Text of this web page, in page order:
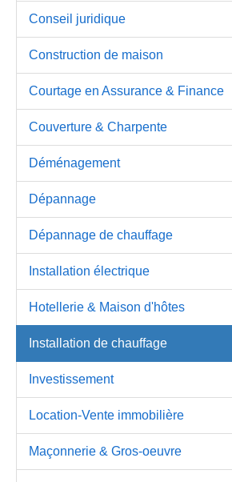
Conseil juridique
Construction de maison
Courtage en Assurance & Finance
Couverture & Charpente
Déménagement
Dépannage
Dépannage de chauffage
Installation électrique
Hotellerie & Maison d'hôtes
Installation de chauffage
Investissement
Location-Vente immobilière
Maçonnerie & Gros-oeuvre